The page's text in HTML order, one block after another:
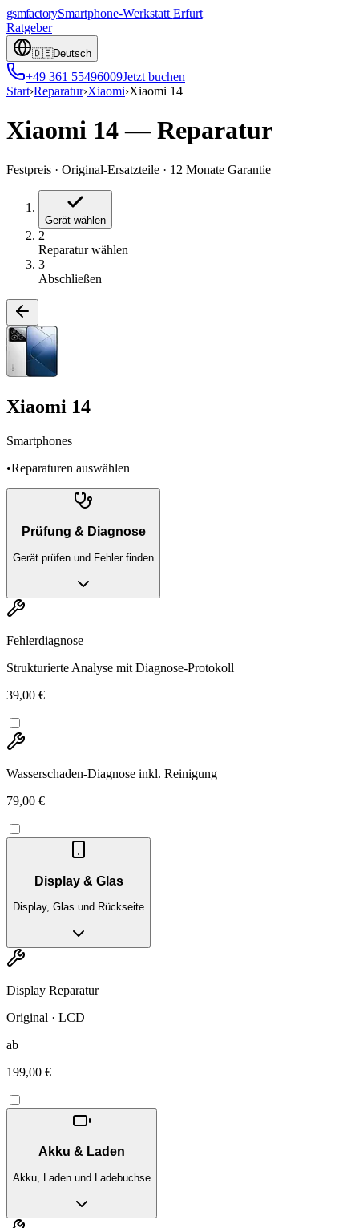
gsmfactorySmartphone-Werkstatt Erfurt
Ratgeber
🇩🇪Deutsch
+49 361 55496009Jetzt buchen
Start›Reparatur›Xiaomi›Xiaomi 14
Xiaomi 14—Reparatur
Festpreis · Original-Ersatzteile · 12 Monate Garantie
Gerät wählen
2
Reparatur wählen
3
Abschließen
Xiaomi 14
Smartphones
•Reparaturen auswählen
Prüfung & Diagnose
Gerät prüfen und Fehler finden
Fehlerdiagnose
Strukturierte Analyse mit Diagnose-Protokoll
39,00 €
Wasserschaden-Diagnose inkl. Reinigung
79,00 €
Display & Glas
Display, Glas und Rückseite
Display Reparatur
Original · LCD
ab
199,00 €
Akku & Laden
Akku, Laden und Ladebuchse